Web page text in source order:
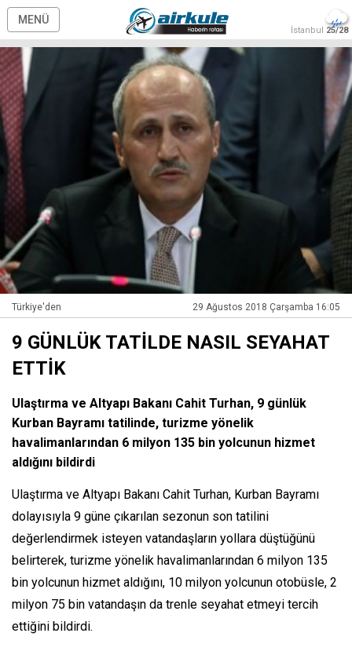
MENÜ
İstanbul 25/28
Türkiye'den 29 Ağustos 2018 Çarşamba 16:05
9 GÜNLÜK TATİLDE NASIL SEYAHAT
ETTİK
Ulaştırma ve Altyapı Bakanı Cahit Turhan, 9 günlük
Kurban Bayramı tatilinde, turizme yönelik
havalimanlarından 6 milyon 135 bin yolcunun hizmet
aldığını bildirdi
Ulaştırma ve Altyapı Bakanı Cahit Turhan, Kurban Bayramı
dolayısıyla 9 güne çıkarılan sezonun son tatilini
değerlendirmek isteyen vatandaşların yollara düştüğünü
belirterek, turizme yönelik havalimanlarından 6 milyon 135
bin yolcunun hizmet aldığını, 10 milyon yolcunun otobüsle, 2
milyon 75 bin vatandaşın da trenle seyahat etmeyi tercih
ettiğini bildirdi.